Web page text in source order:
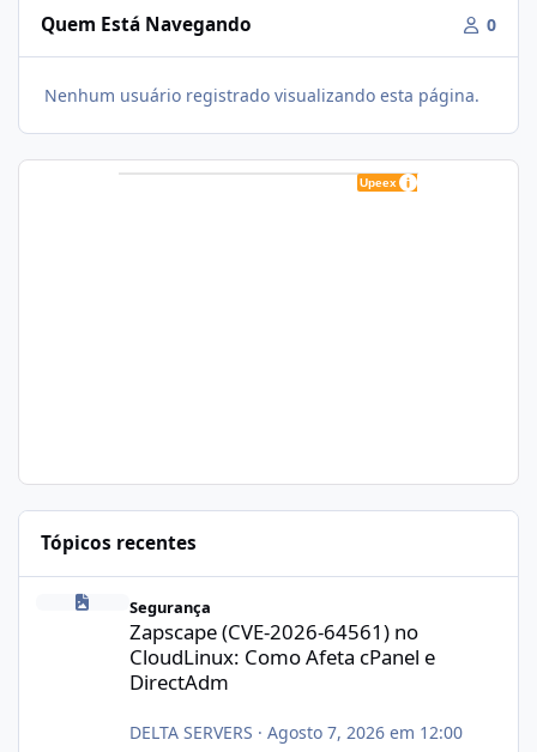
Quem Está Navegando 0
Nenhum usuário registrado visualizando esta página.
Tópicos recentes
Segurança
Zapscape (CVE-2026-64561) no
CloudLinux: Como Afeta cPanel e
DirectAdm
DELTA SERVERS · Agosto 7, 2026 em 12:00